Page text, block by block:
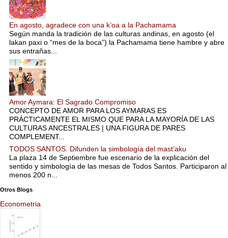
En agosto, agradece con una k’oa a la Pachamama
Según manda la tradición de las culturas andinas, en agosto (el
lakan paxi o “mes de la boca”) la Pachamama tiene hambre y abre
sus entrañas...
Amor Aymara: El Sagrado Compromiso
CONCEPTO DE AMOR PARA LOS AYMARAS ES
PRÁCTICAMENTE EL MISMO QUE PARA LA MAYORÍA DE LAS
CULTURAS ANCESTRALES | UNA FIGURA DE PARES
COMPLEMENT...
TODOS SANTOS. Difunden la simbología del mast’aku
La plaza 14 de Septiembre fue escenario de la explicación del
sentido y simbología de las mesas de Todos Santos. Participaron al
menos 200 n...
Otros Blogs
Econometria